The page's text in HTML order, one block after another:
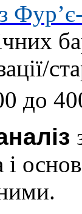
до
і